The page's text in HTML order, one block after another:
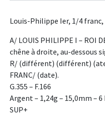
Louis-Philippe Ier, 1/4 franc,
A/ LOUIS PHILIPPE I – ROI
chêne à droite, au-dessous
R/ (différent) (différent)
FRANC/ (date).
G.355 – F.166
Argent – 1,24g – 15,0mm – 6
SUP+